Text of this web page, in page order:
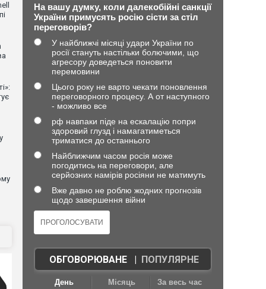
На вашу думку, коли далекобійні санкції
України примусять росію сісти за стіл
переговорів?
У найближчі місяці удари України по
росії стануть настільки болючими, що
агресору доведеться поновити
перемовини
Цього року не варто чекати поновлення
переговорного процесу. А от наступного
- можливо все
рф навпаки піде на ескалацію попри
здоровий глузд і намагатиметься
триматися до останнього
Найближчим часом росія може
погодитись на переговори, але
серйозних намірів росіяни не матимуть
Вже давно не роблю жодних прогнозів
щодо завершення війни
ОБГОВОРЮВАНЕ| ПОПУЛЯРНЕ
День Місяць За весь час